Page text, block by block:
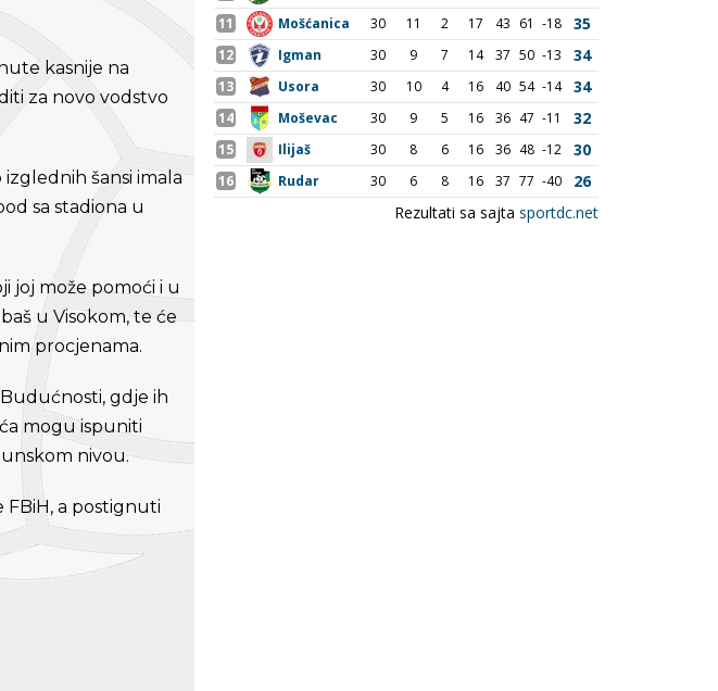
kasnije na
za novo vodstvo
šansi imala
sa stadiona u
joj može pomoći i u
u Visokom, te će
procjenama.
gdje ih
mogu ispuniti
nivou.
FBiH, a postignuti